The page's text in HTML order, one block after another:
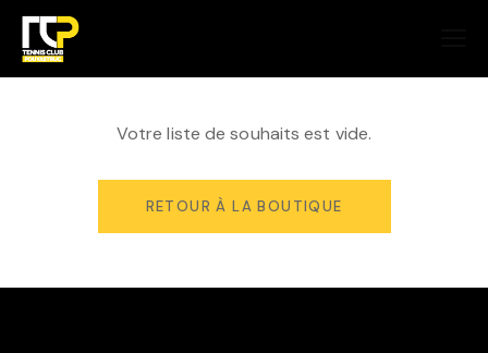
Votre liste de souhaits est vide.
RETOUR À LA BOUTIQUE